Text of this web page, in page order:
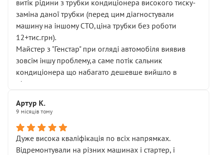
витік рідини з трубки кондиціонера високого тиску-
заміна даної трубки (перед цим діагностували
машину на іншому СТО,ціна трубки без роботи
12+тис.грн).
Майстер з "Генстар" при огляді автомобіля виявив
зовсім іншу проблему,а саме потік сальник
кондиціонера що набагато дешевше вийшло в
підсумку.
Артур К.
9 місяців тому
Дуже висока кваліфікація по всіх напрямках.
Відремонтували на різних машинах і стартер, і